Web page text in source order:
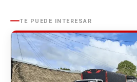
TE PUEDE INTERESAR